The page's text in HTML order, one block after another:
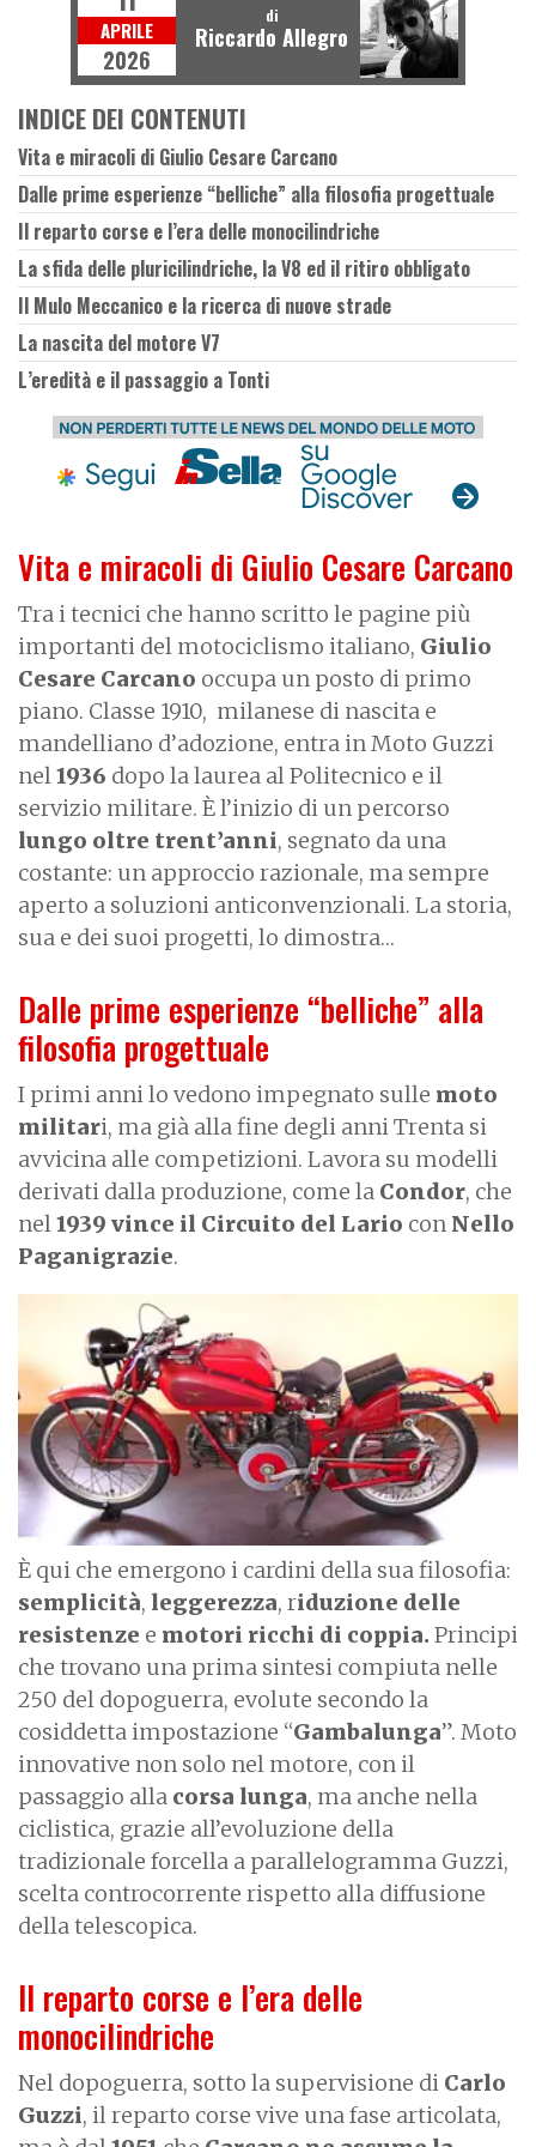
Vita e miracoli di Giulio Cesare Carcano
Tra i tecnici che hanno scritto le pagine più
importanti del motociclismo italiano, Giulio
Cesare Carcano occupa un posto di primo
piano. Classe 1910, milanese di nascita e
mandelliano d’adozione, entra in Moto Guzzi
nel1936 dopo la laurea al Politecnico e il
servizio militare. È l’inizio di un percorso
lungo oltre trent’anni, segnato da una
costante: un approccio razionale, ma sempre
aperto a soluzioni anticonvenzionali. La storia,
sua e dei suoi progetti, lo dimostra…
Dalle prime esperienze “belliche” alla
filosofia progettuale
I primi anni lo vedono impegnato sulle moto
militari, ma già alla fine degli anni Trenta si
avvicina alle competizioni. Lavora su modelli
derivati dalla produzione, come la Condor, che
nel1939 vince il Circuito del Lario con Nello
Paganigrazie.
a
g
e
È qui che emergono i cardini della sua filosofia:
semplicità, leggerezza, riduzione delle
resistenze e motori ricchi di coppia. Principi
che trovano una prima sintesi compiuta nelle
250 del dopoguerra, evolute secondo la
cosiddetta impostazione “Gambalunga”. Moto
innovative non solo nel motore, con il
passaggio alla corsa lunga, ma anche nella
ciclistica, grazie all’evoluzione della
tradizionale forcella a parallelogramma Guzzi,
scelta controcorrente rispetto alla diffusione
della telescopica.
Il reparto corse e l’era delle
monocilindriche
Nel dopoguerra, sotto la supervisione di Carlo
Guzzi, il reparto corse vive una fase articolata,
APRILE
2026
di
Riccardo Allegro
INDICE DEI CONTENUTI
Vita e miracoli di Giulio Cesare Carcano
Dalle prime esperienze “belliche” alla filosofia progettuale
Il reparto corse e l’era delle monocilindriche
La sfida delle pluricilindriche, la V8 ed il ritiro obbligato
Il Mulo Meccanico e la ricerca di nuove strade
La nascita del motore V7
L’eredità e il passaggio a Tonti